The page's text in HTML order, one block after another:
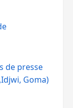
de presse
Goma)